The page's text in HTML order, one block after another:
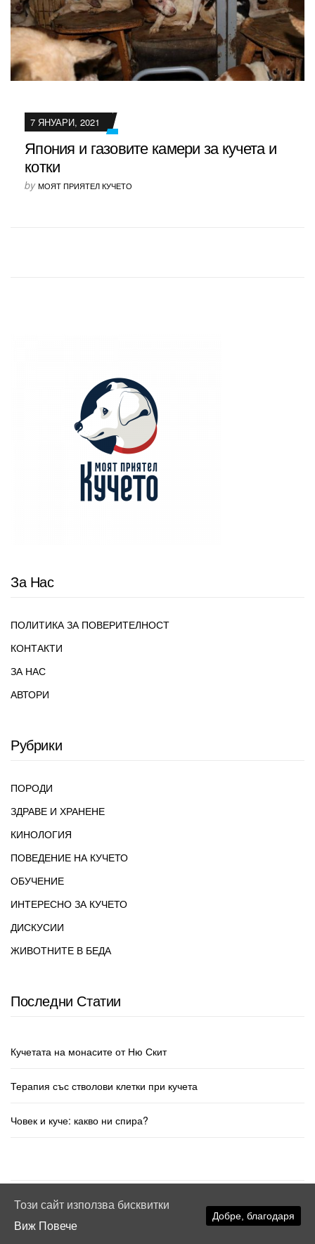
7 ЯНУАРИ, 2021
Япония и газовите камери за кучета и
котки
by МОЯТ ПРИЯТЕЛ КУЧЕТО
За Нас
ПОЛИТИКА ЗА ПОВЕРИТЕЛНОСТ
КОНТАКТИ
ЗА НАС
АВТОРИ
Рубрики
ПОРОДИ
ЗДРАВЕ И ХРАНЕНЕ
КИНОЛОГИЯ
ПОВЕДЕНИЕ НА КУЧЕТО
ОБУЧЕНИЕ
ИНТЕРЕСНО ЗА КУЧЕТО
ДИСКУСИИ
ЖИВОТНИТЕ В БЕДА
Последни Статии
Кучетата на монасите от Ню Скит
Терапия със стволови клетки при кучета
Човек и куче: какво ни спира?
© mpkucheto.com
Този сайт използва бисквитки
Виж Повече
Добре, благодаря